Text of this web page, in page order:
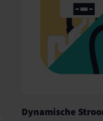
"Voor FHC is
van dynamische
zo open meedenkt en
jaren werken we samen."
Dynamische